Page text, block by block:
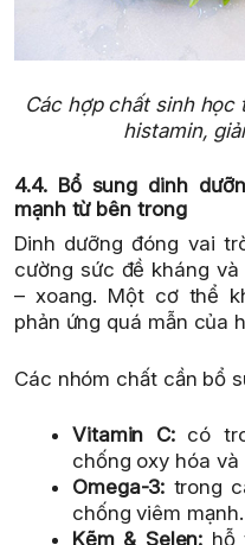
Các hợp chất sinh
histamin,
4.4. Bổ sung dinh
mạnh từ bên trong
Dinh dưỡng đóng vai
cường sức đề kháng
– xoang. Một cơ thể
phản ứng quá mẫn của
Các nhóm chất cần bổ
Vitamin C:có
chống oxy hóa
Omega-3: trong
chống viêm mạnh.
Kẽm & Selen: hỗ